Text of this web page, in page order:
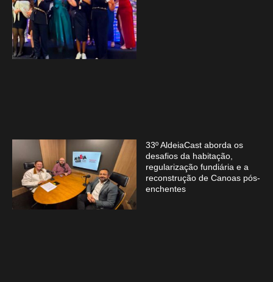
33º AldeiaCast aborda os
desafios da habitação,
regularização fundiária e a
reconstrução de Canoas pós-
enchentes